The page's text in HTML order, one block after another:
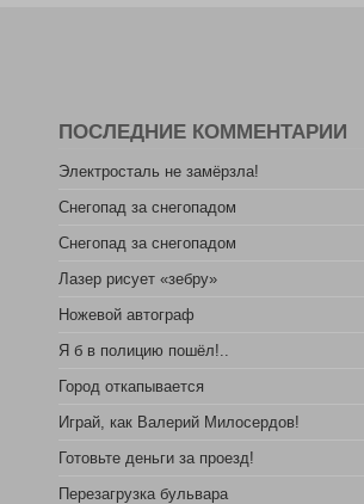
ПОСЛЕДНИЕ КОММЕНТАРИИ
Электросталь не замёрзла!
Снегопад за снегопадом
Снегопад за снегопадом
Лазер рисует «зебру»
Ножевой автограф
Я б в полицию пошёл!..
Город откапывается
Играй, как Валерий Милосердов!
Готовьте деньги за проезд!
Перезагрузка бульвара